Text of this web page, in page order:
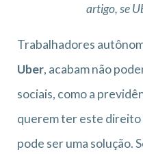
artigo, se
Trabalhadores
Uber, acabam não
sociais, como a
querem ter este direito
pode ser uma solução.